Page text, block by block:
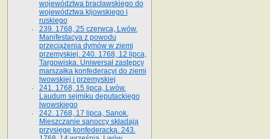
województwa bracławskiego do
wo­jewództwa kijowskiego i
ruskiego
239. 1768, 25 czerwca, Lwów.
Manifestacya z powodu
przeciążenia dymów w ziemi
przemyskiej. 240. 1768, 12 lipca,
Targowiska. Uniwersał zastępcy
marszałka konfederacyi do ziemi
lwowskiej i przemyskiej
241. 1768, 15 lipca, Lwów.
Laudum sejmiku deputackiego
lwowskiego
242. 1768, 17 lipca, Sanok.
Mieszczanie sanoccy składają
przysięgę konfederacką. 243.